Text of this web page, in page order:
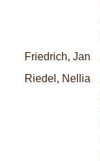
Friedrich, Jan
Riedel, Nellia